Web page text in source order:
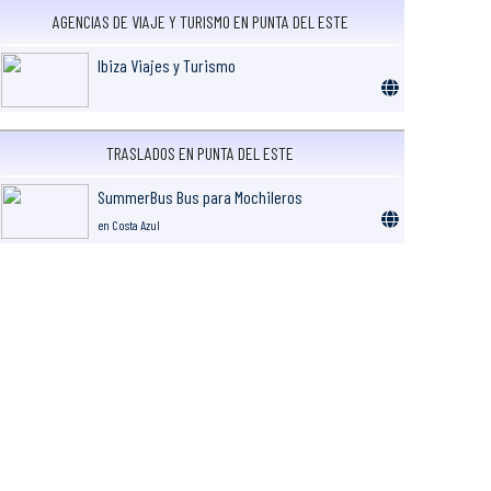
AGENCIAS DE VIAJE Y TURISMO EN PUNTA DEL ESTE
Ibiza Viajes y Turismo
TRASLADOS EN PUNTA DEL ESTE
SummerBus Bus para Mochileros
en Costa Azul